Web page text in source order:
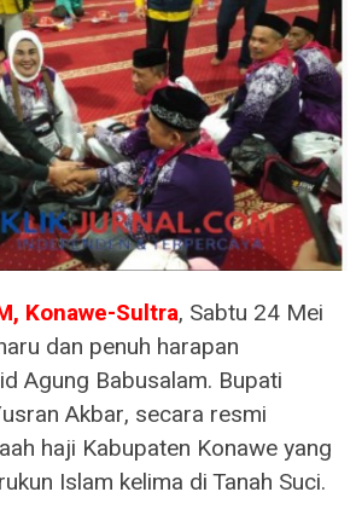
Konawe-Sultra, Sabtu 24 Mei
dan penuh harapan
Agung Babusalam. Bupati
Akbar, secara resmi
haji Kabupaten Konawe yang
Islam kelima di Tanah Suci.